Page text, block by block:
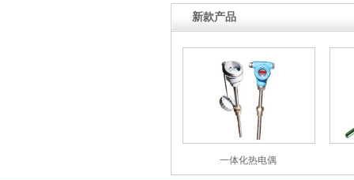
新款产品
一体化热电偶